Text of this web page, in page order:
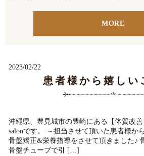
MORE
2023/02/22
患者様から嬉しい
沖縄県、豊見城市の豊崎にある【体質改善
salonです。 ～担当させて頂いた患者様か
骨盤矯正&栄養指導をさせて頂きました♪
骨盤チューブで引 […]